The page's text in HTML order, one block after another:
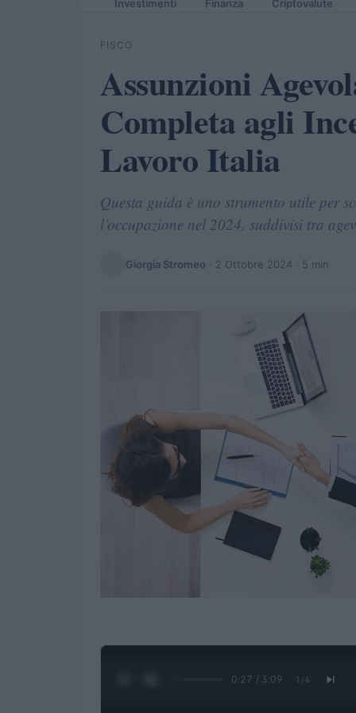
Investimenti Finanza Criptovalute
FISCO
Assunzioni
Completa agli
Lavoro Italia
Questa guida è uno strumento utile per
l’occupazione nel 2024, suddivisi tra
Giorgia Stromeo · 2 Ottobre 2024 · 5 min
0:28 / 3:09 1 /4